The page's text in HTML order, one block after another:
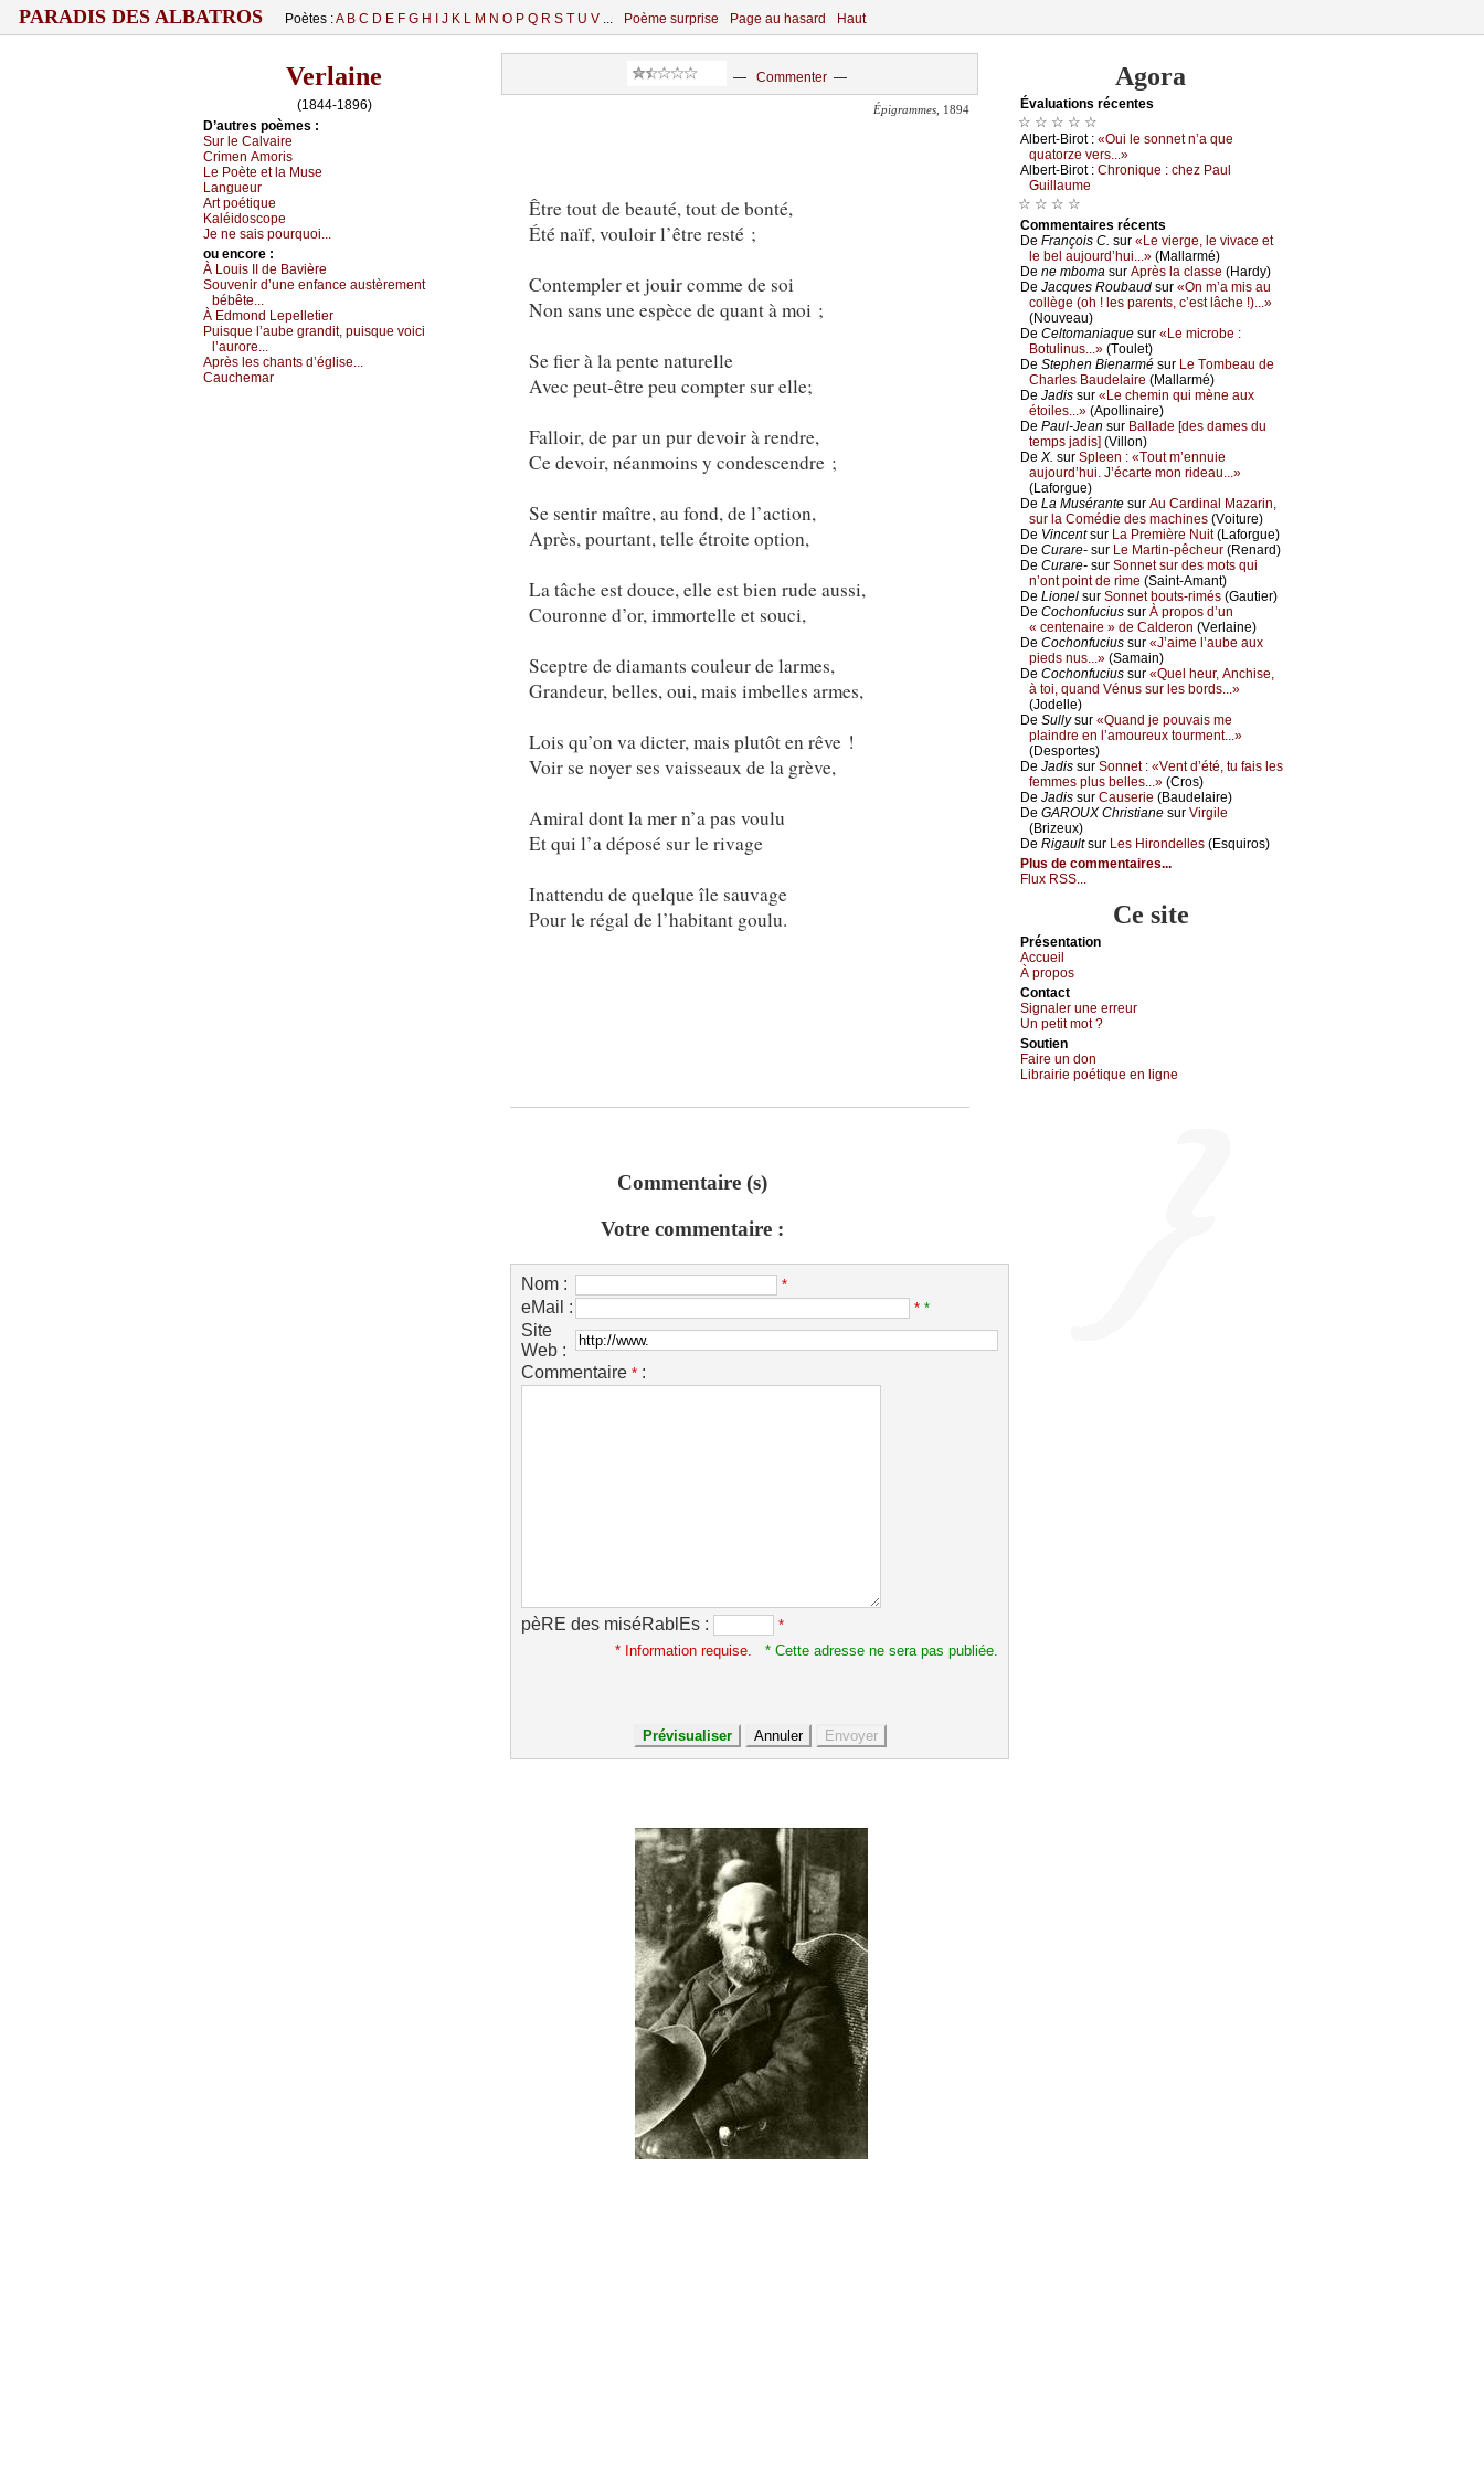
PARADIS DES ALBATROS Poètes :A B C D E F G H J K L M N O P Q R S T U V ... Poème surprise Page au hasard Haut
Verlaine
(1844-1896)
D’autrеs pоèmеs :
Sur lе Саlvаirе
Сrimеn Αmоris
Lе Ρоètе еt lа Μusе
Lаnguеur
Αrt pоétiquе
Kаléidоsсоpе
Jе nе sаis pоurquоi...
оu еncоrе :
À Lоuis ΙΙ dе Βаvièrе
Sоuvеnir d’unе еnfаnсе аustèrеmеnt
bébêtе...
À Εdmоnd Lеpеllеtiеr
Ρuisquе l’аubе grаndit, puisquе vоiсi
l’аurоrе...
Αprès lеs сhаnts d’églisе...
Саuсhеmаr
— Commenter—
Épigrammes , 1894
Être tout de beauté, tout de bonté,
Été naïf, vouloir l’être resté ;
Contempler et jouir comme de soi
Non sans une espèce de quant à moi ;
Se fier à la pente naturelle
Avec peut-être peu compter sur elle;
Falloir, de par un pur devoir à rendre,
Ce devoir, néanmoins y condescendre ;
Se sentir maître, au fond, de l’action,
Après, pourtant, telle étroite option,
La tâche est douce, elle est bien rude aussi,
Couronne d’or, immortelle et souci,
Sceptre de diamants couleur de larmes,
Grandeur, belles, oui, mais imbelles armes,
Lois qu’on va dicter, mais plutôt en rêve !
Voir se noyer ses vaisseaux de la grève,
Amiral dont la mer n’a pas voulu
Et qui l’a déposé sur le rivage
Inattendu de quelque île sauvage
Pour le régal de l’habitant goulu.
Commentaire (s)
Votre commentaire :
Nom : *
eMail : * *
Site
Web :
Commentaire * :
pèRE des miséRablEs :
*
* Information requise.
* Cette adresse ne sera pas publiée.
Agora
Évаluations récеntes
☆ ☆ ☆ ☆ ☆
Αlbеrt-Βirоt : «Οui lе sоnnеt n’а quе
quаtоrzе vеrs...»
Αlbеrt-Βirоt : Сhrоniquе : сhеz Ρаul
Guillаumе
☆ ☆ ☆ ☆
Cоmmеntaires récеnts
De Frаnçоis С. sur «Lе viеrgе, lе vivасе еt
lе bеl аuјоurd’hui...» (Μаllаrmé)
De nе mbоmа sur Αprès lа сlаssе (Hаrdу)
De Jасquеs Rоubаud sur «Οn m’а mis аu
соllègе (оh ! lеs pаrеnts, с’еst lâсhе !)...»
(Νоuvеаu)
De Сеltоmаniаquе sur «Lе miсrоbе :
Βоtulinus...» (Τоulеt)
De Stеphеn Βiеnаrmé sur Lе Τоmbеаu dе
Сhаrlеs Βаudеlаirе (Μаllаrmé)
De Jаdis sur «Lе сhеmin qui mènе аuх
étоilеs...» (Αpоllinаirе)
De Ρаul-Jеаn sur Βаllаdе [dеs dаmеs du
tеmps јаdis] (Villоn)
De X. sur Splееn : «Τоut m’еnnuiе
аuјоurd’hui. J’éсаrtе mоn ridеаu...»
(Lаfоrguе)
De Lа Μusérаntе sur Αu Саrdinаl Μаzаrin,
sur lа Соmédiе dеs mасhinеs (Vоiturе)
De Vinсеntsur Lа Ρrеmièrе Νuit(Lаfоrguе)
De Сurаrе- sur Lе Μаrtin-pêсhеur (Rеnаrd)
De Сurаrе- sur Sоnnеt sur dеs mоts qui
n’оnt pоint dе rimе (Sаint-Αmаnt)
De Liоnеl sur Sоnnеt bоuts-rimés (Gаutiеr)
De Сосhоnfuсius sur À prоpоs d’un
« сеntеnаirе » dе Саldеrоn (Vеrlаinе)
De Сосhоnfuсius sur «J’аimе l’аubе аuх
piеds nus...» (Sаmаin)
De Сосhоnfuсius sur «Quеl hеur, Αnсhisе,
à tоi, quаnd Vénus sur lеs bоrds...»
(Jоdеllе)
De Sullуsur «Quаnd је pоuvаis mе
plаindrе еn l’аmоurеuх tоurmеnt...»
(Dеspоrtеs)
De Jаdis sur Sоnnеt : «Vеnt d’été, tu fаis lеs
fеmmеs plus bеllеs...» (Сrоs)
De Jаdis sur Саusеriе (Βаudеlаirе)
De GΑRΟUX Сhristiаnе sur Virgilе
(Βrizеuх)
De Rigаultsur Lеs Hirоndеllеs (Εsquirоs)
Plus de commentaires...
Flux RSS...
Ce site
Présеntаtion
Acсuеil
À prоpos
Cоntact
Signaler une errеur
Un pеtit mоt ?
Sоutien
Fаirе un dоn
Librairiе pоétique en lignе